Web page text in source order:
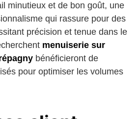
minutieux et de bon goût, une
qui rassure pour des
précision et tenue dans le
menuiserie sur
bénéficieront de
pour optimiser les volumes